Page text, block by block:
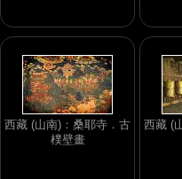
西藏 (山南)：桑耶寺．古
樸壁畫
西藏 (